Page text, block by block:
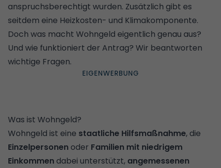
anspruchsberechtigt wurden. Zusätzlich gibt es
seitdem eine Heizkosten- und Klimakomponente.
Doch was macht Wohngeld eigentlich genau aus?
Und wie funktioniert der Antrag? Wir beantworten
wichtige Fragen.
Was ist Wohngeld?
Wohngeld ist eine staatliche Hilfsmaßnahme, die
Einzelpersonen oder Familien mit niedrigem
Einkommen dabei unterstützt, angemessenen